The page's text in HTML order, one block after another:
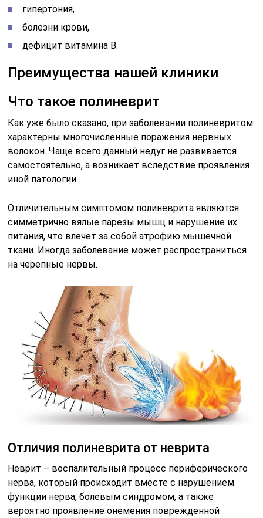
гипертония,
болезни крови,
дефицит витамина В.
Преимущества нашей клиники
Что такое полиневрит
Как уже было сказано, при заболевании полиневритом
характерны многочисленные поражения нервных
волокон. Чаще всего данный недуг не развивается
самостоятельно, а возникает вследствие проявления
иной патологии.
Отличительным симптомом полиневрита являются
симметрично вялые парезы мышц и нарушение их
питания, что влечет за собой атрофию мышечной
ткани. Иногда заболевание может распространиться
на черепные нервы.
Отличия полиневрита от неврита
Неврит – воспалительный процесс периферического
нерва, который происходит вместе с нарушением
функции нерва, болевым синдромом, а также
вероятно проявление онемения поврежденной